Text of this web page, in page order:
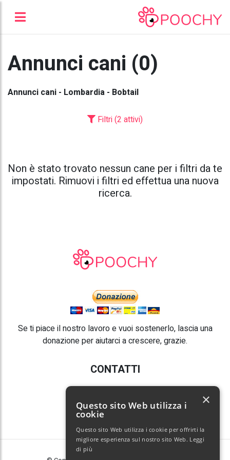
Annunci cani (0)
Annunci cani - Lombardia - Bobtail
Filtri (2 attivi)
Non è stato trovato nessun cane per i filtri da te
impostati. Rimuovi i filtri ed effettua una nuova
ricerca.
Se ti piace il nostro lavoro e vuoi sostenerlo, lascia una
donazione per aiutarci a crescere, grazie.
CONTATTI
E-mail:info@poochy.it
Questo sito Web utilizza i
cookie
Questo sito Web utilizza i cookie per offrirti la
migliore esperienza sul nostro sito Web. Leggi
di più
×